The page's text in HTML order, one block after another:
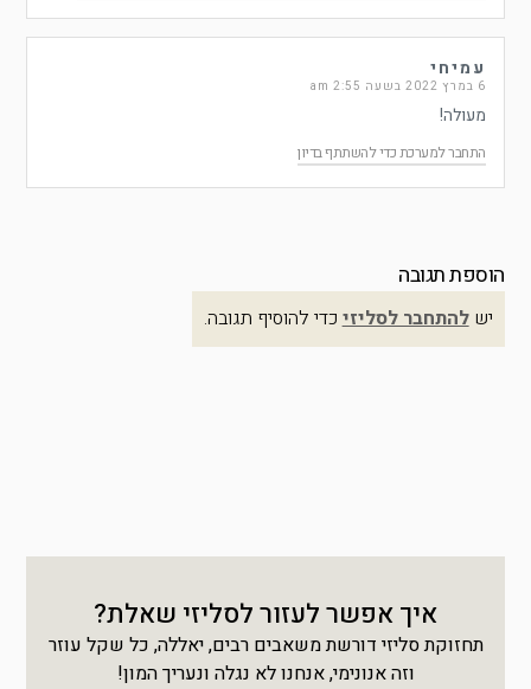
עמיחי
6 במרץ 2022 בשעה 2:55 am
מעולה!
התחבר למערכת כדי להשתתף בדיון
הוספת תגובה
ישלהתחבר לסליזיכדי להוסיף תגובה.
איך אפשר לעזור לסליזי שאלת?
תחזוקת סליזי דורשת משאבים רבים, יאללה, כל שקל עוזר
וזה אנונימי, אנחנו לא נגלה ונעריך המון!